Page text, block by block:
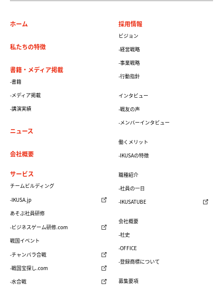
ホーム
私たちの特徴
書籍・メディア掲載
-書籍
-メディア掲載
-講演実績
ニュース
会社概要
サービス
チームビルディング
-IKUSA.jp
あそぶ社員研修
-ビジネスゲーム研修.com
戦国イベント
-チャンバラ合戦
-戦国宝探し.com
-水合戦
採用情報
ビジョン
-経営戦略
-事業戦略
-行動指針
インタビュー
-戦友の声
-メンバーインタビュー
働くメリット
-IKUSAの特徴
職種紹介
-社員の一日
-IKUSATUBE
会社概要
-社史
-OFFICE
-登録商標について
募集要項